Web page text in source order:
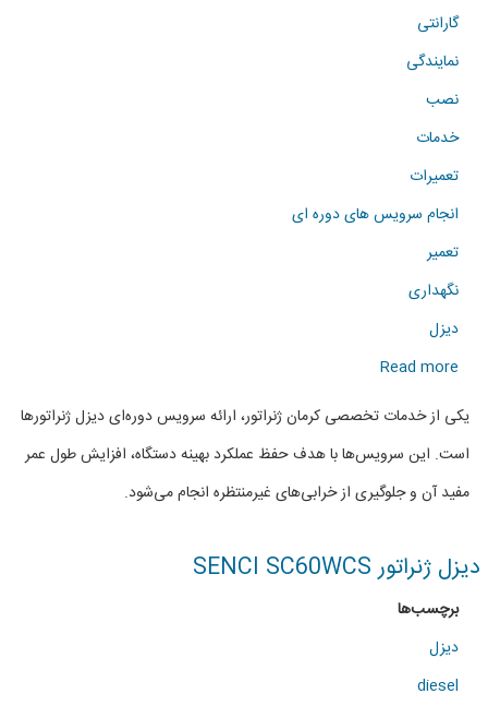
گارانتی
نمایندگی
نصب
خدمات
تعمیرات
انجام سرویس های دوره ای
تعمیر
نگهداری
دیزل
Read more
about
انجام
سرویس
دوره
دیزل
یکی از خدمات تخصصی کرمان ژنراتور، ارائه سرویس دوره‌ای دیزل ژنراتورها
است. این سرویس‌ها با هدف حفظ عملکرد بهینه دستگاه، افزایش طول عمر
مفید آن و جلوگیری از خرابی‌های غیرمنتظره انجام می‌شود.
دیزل ژنراتور SENCI SC60WCS
برچسب‌ها
دیزل
diesel